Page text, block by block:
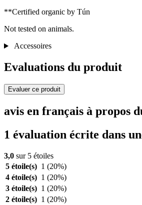
**Certified organic by Tún
Not tested on animals.
Accessoires
Evaluations du produit
Evaluer ce produit
avis en français à propos
1 évaluation écrite dans
3,0 sur 5 étoiles
5 étoile(s) 1 (20%)
4 étoile(s) 1 (20%)
3 étoile(s) 1 (20%)
2 étoile(s) 1 (20%)